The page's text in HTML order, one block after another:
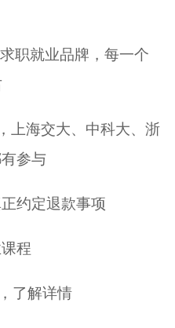
职就业品牌，每一个
上海交大、中科大、浙
参与
约定退款事项
程
了解详情